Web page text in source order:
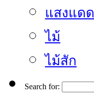
แสงแดด
ไม้
ไม้สัก
Search for: